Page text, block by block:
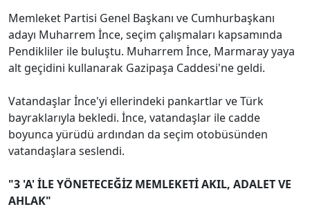
Memleket Partisi Genel Başkanı ve Cumhurbaşkanı
adayı Muharrem İnce, seçim çalışmaları kapsamında
Pendikliler ile buluştu. Muharrem İnce, Marmaray yaya
alt geçidini kullanarak Gazipaşa Caddesi'ne geldi.
Vatandaşlar İnce'yi ellerindeki pankartlar ve Türk
bayraklarıyla bekledi. İnce, vatandaşlar ile cadde
boyunca yürüdü ardından da seçim otobüsünden
vatandaşlara seslendi.
"3 'A' İLE YÖNETECEĞİZ MEMLEKETİ AKIL, ADALET VE
AHLAK"